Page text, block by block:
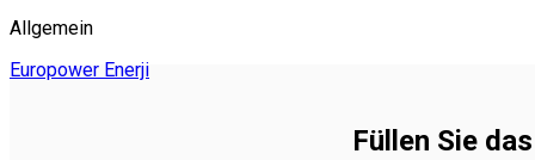
Allgemein
Europower Enerji
Füllen Sie